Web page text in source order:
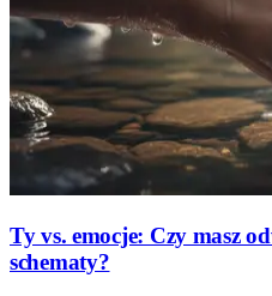
Ty vs. emocje: Czy masz
schematy?